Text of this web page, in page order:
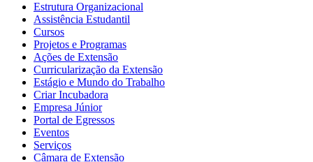
Estrutura Organizacional
Assistência Estudantil
Cursos
Projetos e Programas
Ações de Extensão
Curricularização da Extensão
Estágio e Mundo do Trabalho
Criar Incubadora
Empresa Júnior
Portal de Egressos
Eventos
Serviços
Câmara de Extensão